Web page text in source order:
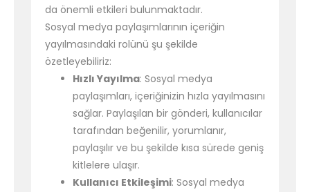
da önemli etkileri bulunmaktadır.
Sosyal medya paylaşımlarının içeriğin
yayılmasındaki rolünü şu şekilde
özetleyebiliriz:
Hızlı Yayılma: Sosyal medya
paylaşımları, içeriğinizin hızla yayılmasını
sağlar. Paylaşılan bir gönderi, kullanıcılar
tarafından beğenilir, yorumlanır,
paylaşılır ve bu şekilde kısa sürede geniş
kitlelere ulaşır.
Kullanıcı Etkileşimi: Sosyal medya